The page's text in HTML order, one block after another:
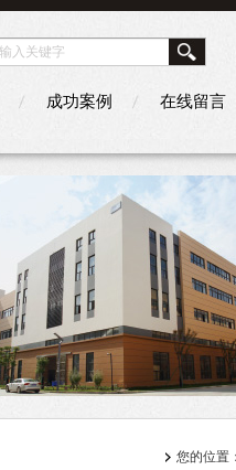
成功案例 在线留言
您的位置：